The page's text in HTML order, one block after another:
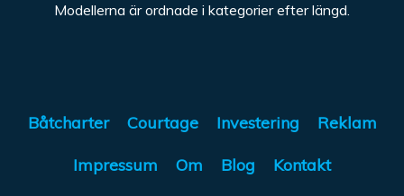
Modellerna är ordnade i kategorier efter längd.
Båtcharter Courtage Investering Reklam
Impressum Om Blog Kontakt